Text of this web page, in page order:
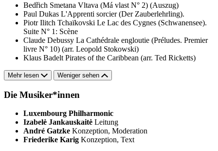
Bedřich Smetana Vltava (Má vlast N° 2) (Auszug)
Paul Dukas L'Apprenti sorcier (Der Zauberlehrling).
Piotr Ilitch Tchaïkovski Le Lac des Cygnes (Schwanensee).
Suite N° 1: Scène
Claude Debussy La Cathédrale engloutie (Préludes. Premier
livre N° 10) (arr. Leopold Stokowski)
Klaus Badelt Pirates of the Caribbean (arr. Ted Ricketts)
Mehr lesen Weniger sehen
Die Musiker*innen
Luxembourg Philharmonic
Izabelė Jankauskaitė Leitung
André Gatzke Konzeption, Moderation
Friederike Karig Konzeption, Text